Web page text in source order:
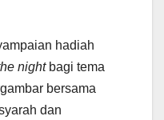
hadiah
nightbagi tema
bersama
dan